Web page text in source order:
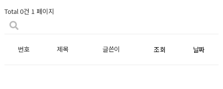
Total 0건 1 페이지
번호 제목 글쓴이 조회 날짜